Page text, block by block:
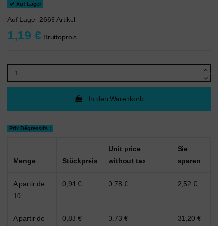
Auf Lager
Auf Lager 2669 Artikel
1,19 € Bruttopreis
In den Warenkorb
Prix Dégressifs :
Menge Stückpreis
Unit price
without tax
Sie
sparen
A partir de
10
0,94 € 0.78 € 2,52 €
A partir de
0,88 € 0.73 € 31,20 €